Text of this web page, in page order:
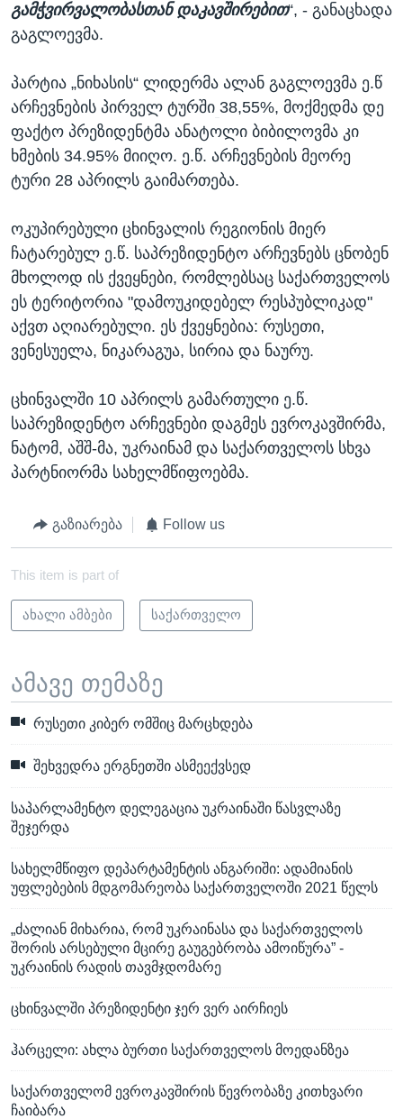
გამჭვირვალობასთან დაკავშირებით“, - განაცხადა
გაგლოევმა.
პარტია „ნიხასის“ ლიდერმა ალან გაგლოევმა ე.წ
არჩევნების პირველ ტურში 38,55%, მოქმედმა დე
ფაქტო პრეზიდენტმა ანატოლი ბიბილოვმა კი
ხმების 34.95% მიიღო. ე.წ. არჩევნების მეორე
ტური 28 აპრილს გაიმართება.
ოკუპირებული ცხინვალის რეგიონის მიერ
ჩატარებულ ე.წ. საპრეზიდენტო არჩევნებს ცნობენ
მხოლოდ ის ქვეყნები, რომლებსაც საქართველოს
ეს ტერიტორია "დამოუკიდებელ რესპუბლიკად"
აქვთ აღიარებული. ეს ქვეყნებია: რუსეთი,
ვენესუელა, ნიკარაგუა, სირია და ნაურუ.
ცხინვალში 10 აპრილს გამართული ე.წ.
საპრეზიდენტო არჩევნები დაგმეს ევროკავშირმა,
ნატომ, აშშ-მა, უკრაინამ და საქართველოს სხვა
პარტნიორმა სახელმწიფოებმა.
გაზიარება Follow us
This item is part of
ახალი ამბები საქართველო
ამავე თემაზე
რუსეთი კიბერ ომშიც მარცხდება
შეხვედრა ერგნეთში ასმეექვსედ
საპარლამენტო დელეგაცია უკრაინაში წასვლაზე
შეჯერდა
სახელმწიფო დეპარტამენტის ანგარიში: ადამიანის
უფლებების მდგომარეობა საქართველოში 2021 წელს
„ძალიან მიხარია, რომ უკრაინასა და საქართველოს
შორის არსებული მცირე გაუგებრობა ამოიწურა” -
უკრაინის რადის თავმჯდომარე
ცხინვალში პრეზიდენტი ჯერ ვერ აირჩიეს
ჰარცელი: ახლა ბურთი საქართველოს მოედანზეა
საქართველომ ევროკავშირის წევრობაზე კითხვარი
ჩაიბარა